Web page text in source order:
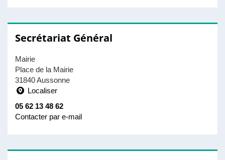
Secrétariat Général
Mairie
Place de la Mairie
31840 Aussonne
Localiser
05 62 13 48 62
Contacter par e-mail